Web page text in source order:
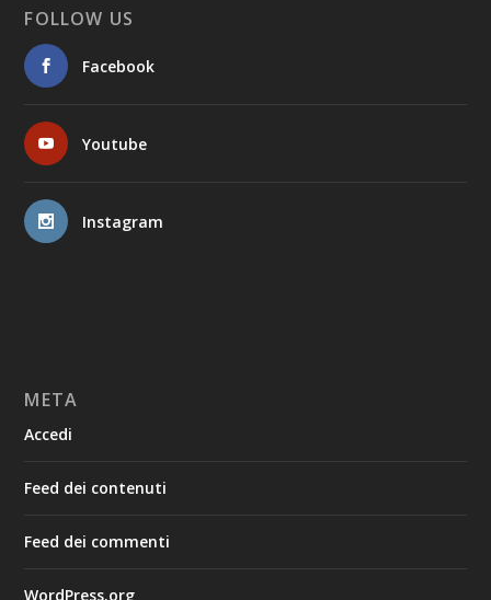
FOLLOW US
Facebook
Youtube
Instagram
META
Accedi
Feed dei contenuti
Feed dei commenti
WordPress.org